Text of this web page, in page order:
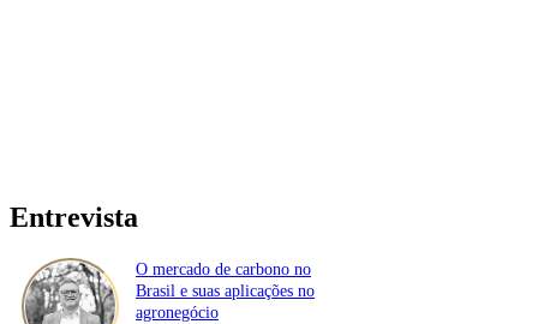
Entrevista
O mercado de carbono no
Brasil e suas aplicações no
agronegócio